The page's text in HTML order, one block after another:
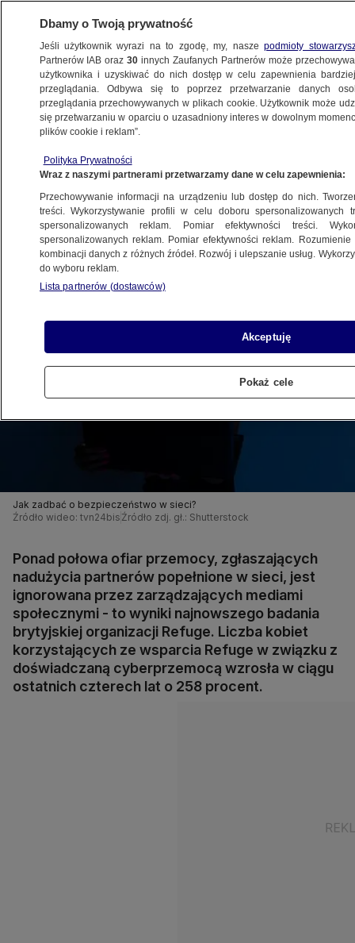
ŚWIAT
obraźliwe SMS-y. Ofiary cyberprzemocy
ignorowane przez gigantów
13.12.2022, 14:57
Udostępnij
Jak zadbać o bezpieczeństwo w sieci?
Źródło wideo: tvn24bis Źródło zdj. gł.: Shutterstock
Ponad połowa ofiar przemocy, zgłaszających
nadużycia partnerów popełnione w sieci, jest
ignorowana przez zarządzających mediami
społecznymi - to wyniki najnowszego badania
brytyjskiej organizacji Refuge. Liczba kobiet
korzystających ze wsparcia Refuge w związku z
doświadczaną cyberprzemocą wzrosła w ciągu
ostatnich czterech lat o 258 procent.
Dbamy o Twoją prywatność
Jeśli użytkownik wyrazi na to zgodę, my, naszepodmioty
Partnerów IAB oraz30 innych Zaufanych Partnerów może
użytkownika i uzyskiwać do nich dostęp w celu zapewnienia
przeglądania. Odbywa się to poprzez przetwarzanie danych
przeglądania przechowywanych w plikach cookie. Użytkownik może
się przetwarzaniu w oparciu o uzasadniony interes w dowolnym
plików cookie i reklam”.
Polityka Prywatności
Wraz z naszymi partnerami przetwarzamy dane w celu zapewnienia:
Przechowywanie informacji na urządzeniu lub dostęp do nich.
treści. Wykorzystywanie profili w celu doboru spersonalizowanych
spersonalizowanych reklam. Pomiar efektywności treści.
spersonalizowanych reklam. Pomiar efektywności reklam.
kombinacji danych z różnych źródeł. Rozwój i ulepszanie usług.
do wyboru reklam.
Lista partnerów (dostawców)
Akceptuję
Pokaż cele